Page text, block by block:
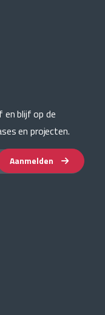
en blijf op de
en projecten.
Aanmelden